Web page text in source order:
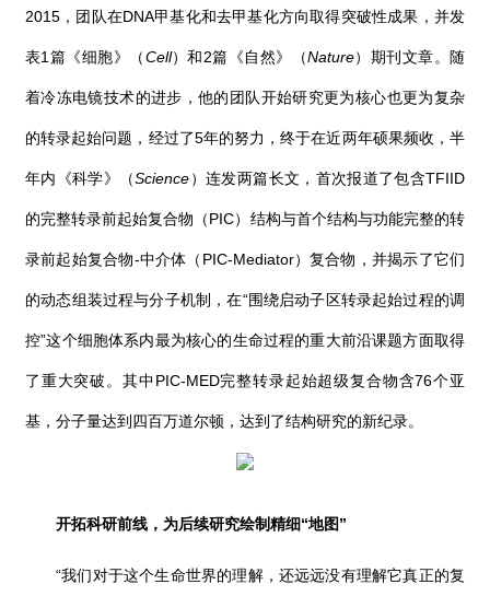
2015 ，团队在DNA甲基化和去甲基化方向取得突破性成果，并发
表1 篇《细胞》（Cell）和2篇《自然》（Nature）期刊文章。随
着冷冻电镜技术的进步，他的团队开始研究更为核心也更为复杂
的转录起始问题，经过了5年的努力，终于在近两年硕果频收，半
年内《科学》（Science）连发两篇长文，首次报道了包含TFIID
的完整转录前起始复合物（PIC）结构与首个结构与功能完整的转
录前起始复合物-中介体（ PIC-Mediator）复合物，并揭示了它们
的动态组装过程与分子机制，在“围绕启动子区转录起始过程的调
控”这个细胞体系内最为核心的生命过程的重大前沿课题方面取得
了重大突破。其中PIC-MED完整转录起始超级复合物含76个亚
基，分子量达到四百万道尔顿，达到了结构研究的新纪录。
开拓科研前线，为后续研究绘制精细“地图”
“我们对于这个生命世界的理解，还远远没有理解它真正的复